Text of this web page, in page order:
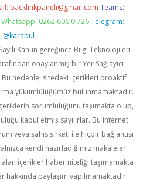
backlinkpaneli@gmail.com Teams:
Whatsapp: 0262 606 0 726 Telegram:
@karabul
Kanun gereğince Bilgi Teknolojileri
onaylanmış bir Yer Sağlayıcı
nedenle, sitedeki içerikleri proaktif
yükümlülüğümüz bulunmamaktadır.
sorumluluğunu taşımakta olup,
kabul etmiş sayılırlar. Bu internet
veya şahıs şirketi ile hiçbir bağlantısı
kendi hazırladığımız makaleler
içerikler haber niteliği taşımamakta
paylaşım yapılmamaktadır.